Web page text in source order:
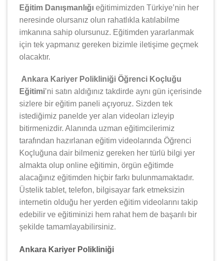
Eğitim Danışmanlığı eğitimimizden Türkiye’nin her
neresinde olursanız olun rahatlıkla katılabilme
imkanına sahip olursunuz. Eğitimden yararlanmak
için tek yapmanız gereken bizimle iletişime geçmek
olacaktır.
Ankara Kariyer Polikliniği Öğrenci Koçluğu
Eğitimi’ni satın aldığınız takdirde aynı gün içerisinde
sizlere bir eğitim paneli açıyoruz. Sizden tek
istediğimiz panelde yer alan videoları izleyip
bitirmenizdir. Alanında uzman eğitimcilerimiz
tarafından hazırlanan eğitim videolarında Öğrenci
Koçluğuna dair bilmeniz gereken her türlü bilgi yer
almakta olup online eğitimin, örgün eğitimde
alacağınız eğitimden hiçbir farkı bulunmamaktadır.
Üstelik tablet, telefon, bilgisayar fark etmeksizin
internetin olduğu her yerden eğitim videolarını takip
edebilir ve eğitiminizi hem rahat hem de başarılı bir
şekilde tamamlayabilirsiniz.
Ankara Kariyer Polikliniği